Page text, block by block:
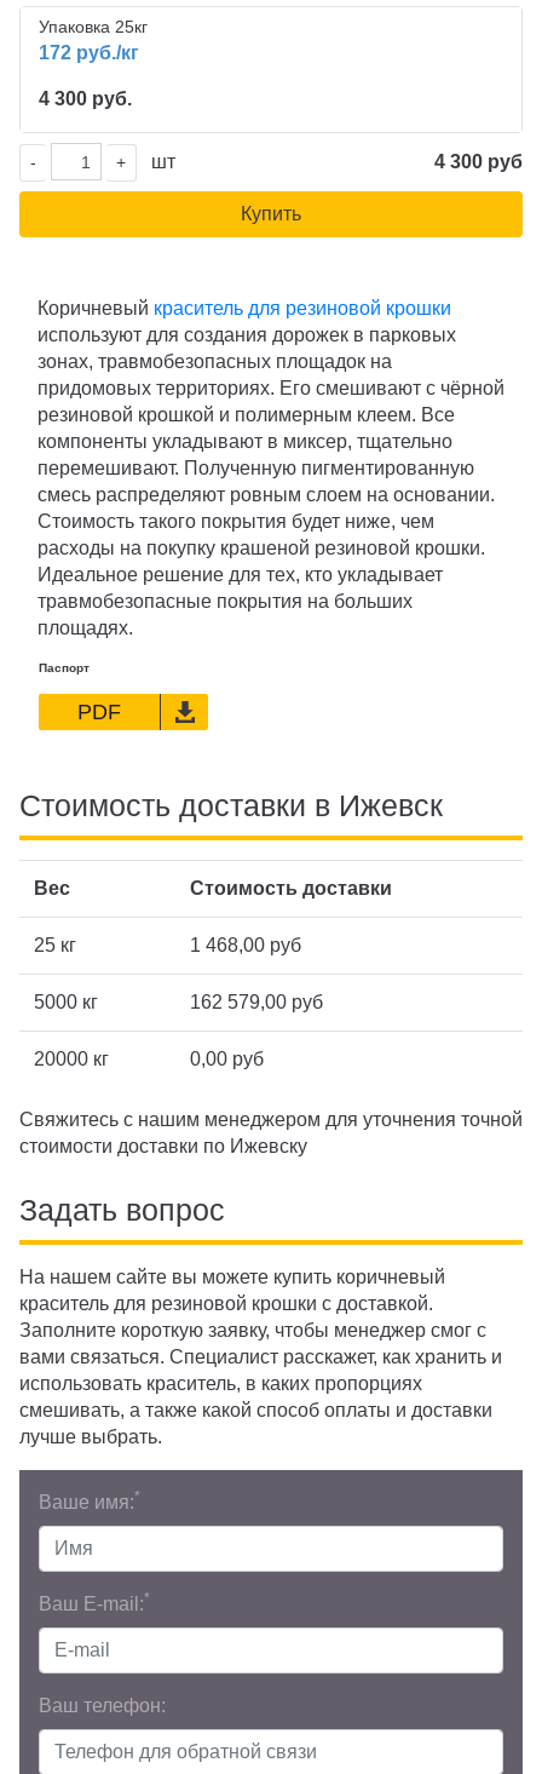
172 руб./кг
Упаковка 25кг
4 300 руб.
- + шт 4 300 руб
Купить
Коричневый краситель для резиновой крошки
используют для создания дорожек в парковых
зонах, травмобезопасных площадок на
придомовых территориях. Его смешивают с чёрной
резиновой крошкой и полимерным клеем. Все
компоненты укладывают в миксер, тщательно
перемешивают. Полученную пигментированную
смесь распределяют ровным слоем на основании.
Стоимость такого покрытия будет ниже, чем
расходы на покупку крашеной резиновой крошки.
Идеальное решение для тех, кто укладывает
травмобезопасные покрытия на больших
площадях.
Паспорт
PDF
Стоимость доставки в Ижевск
Вес Стоимость доставки
25 кг 1 468,00 руб
5000 кг 162 579,00 руб
20000 кг 0,00 руб
Свяжитесь с нашим менеджером для уточнения точной
стоимости доставки по Ижевску
Задать вопрос
На нашем сайте вы можете купить коричневый
краситель для резиновой крошки с доставкой.
Заполните короткую заявку, чтобы менеджер смог с
вами связаться. Специалист расскажет, как хранить и
использовать краситель, в каких пропорциях
смешивать, а также какой способ оплаты и доставки
лучше выбрать.
Ваше имя:*
Ваш E-mail:*
Ваш телефон: